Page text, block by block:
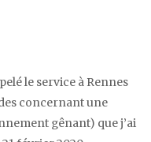
le service à Rennes
concernant une
gênant) que j’ai